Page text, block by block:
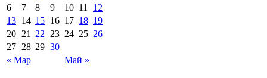
« Мар Май »
6
7 8 9 10 11
12
13 14 15 16 17 18 19
20 21 22 23 24 25 26
27 28 29 30